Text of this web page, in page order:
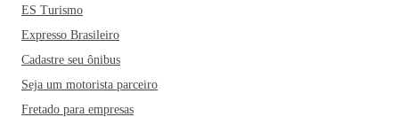
ES Turismo
Expresso Brasileiro
Cadastre seu ônibus
Seja um motorista parceiro
Fretado para empresas